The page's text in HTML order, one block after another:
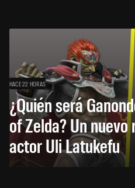
HACE 22 HORAS
¿Quién será
of Zelda? Un
actor Uli Latukefu